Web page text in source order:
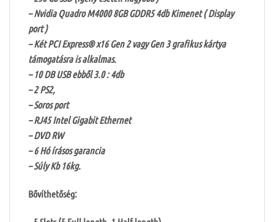
– Nvidia Quadro M4000 8GB GDDR5 4db Kimenet ( Display
port )
– Két PCI Express® x16 Gen 2 vagy Gen 3 grafikus kártya
támogatásra is alkalmas.
– 10 DB USB ebből 3.0 : 4db
– 2 PS2,
– Soros port
– RJ45 Intel Gigabit Ethernet
– DVD RW
– 6 Hó írásos garancia
– Súly Kb 16kg.
Bővíthetőség: